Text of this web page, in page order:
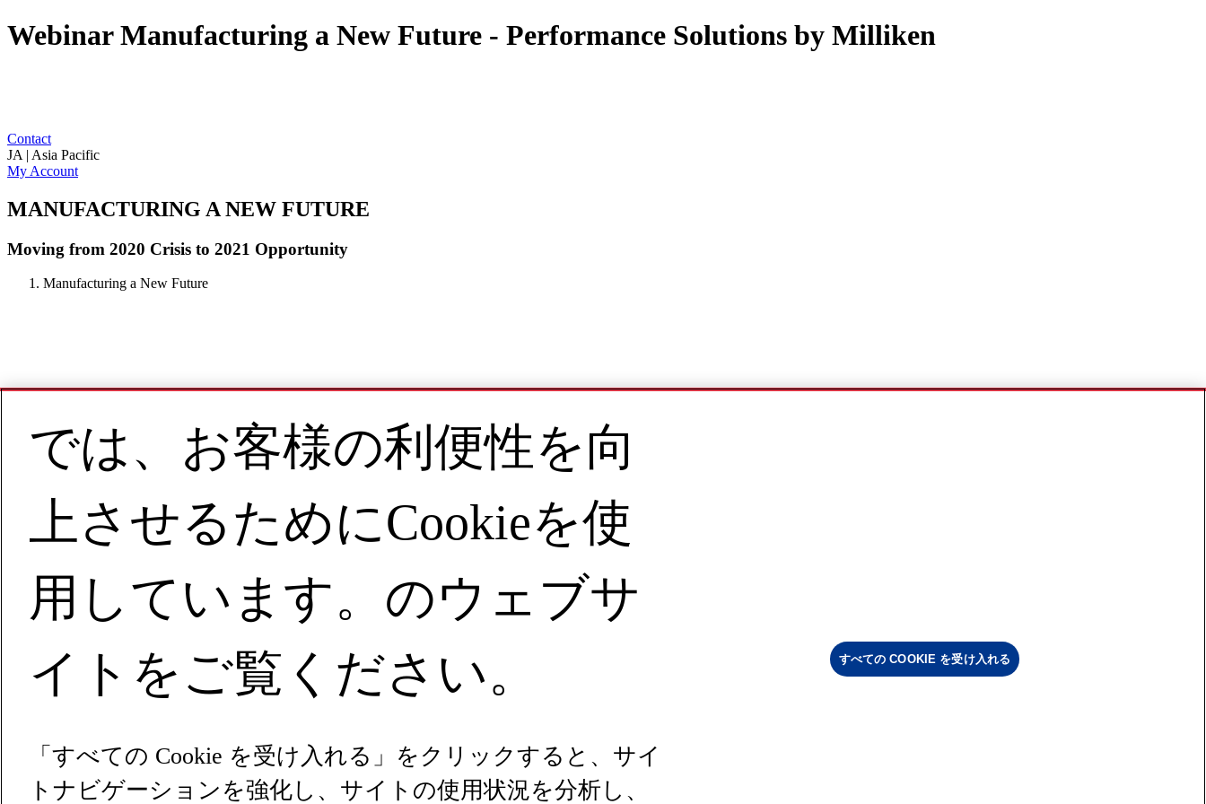
Webinar Manufacturing a New Future - Performance Solutions by Milliken
Contact
JA | Asia Pacific
My Account
MANUFACTURING A NEW FUTURE
Moving from 2020 Crisis to 2021 Opportunity
Manufacturing a New Future
では、お客様の利便性を向
上させるためにCookieを使
用しています。のウェブサ
イトをご覧ください。
「すべての Cookie を受け入れる」をクリックすると、サイ
トナビゲーションを強化し、サイトの使用状況を分析し、
すべての COOKIE を受け入れる